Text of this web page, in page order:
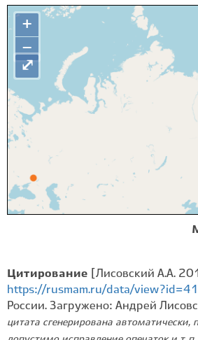
+
−
⤢
Цитирование
[Лисовский А.А.
https://rusmam.ru/data/
России. Загружено: Андрей
цитата сгенерирована автоматически,